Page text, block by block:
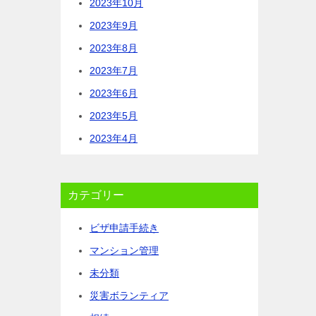
2023年10月
2023年9月
2023年8月
2023年7月
2023年6月
2023年5月
2023年4月
カテゴリー
ビザ申請手続き
マンション管理
未分類
災害ボランティア